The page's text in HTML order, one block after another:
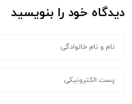
دیدگاه خود را بنویسید